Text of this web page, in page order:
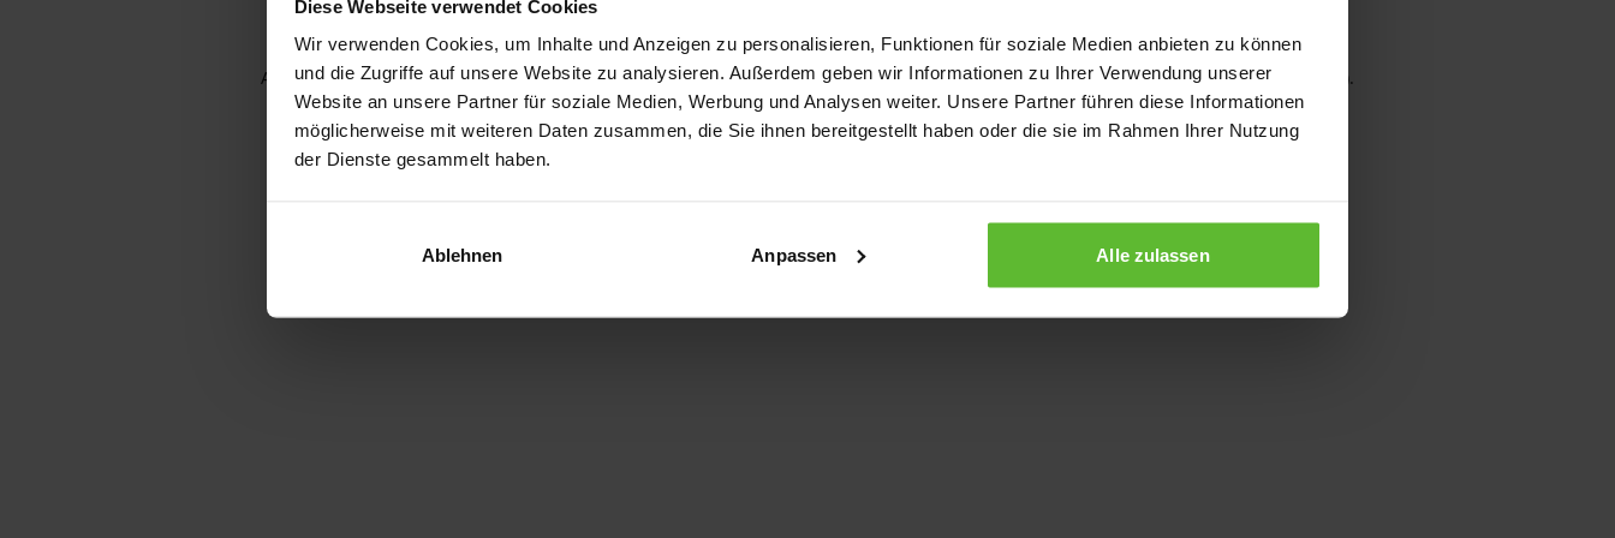
Diese Webseite verwendet Cookies
Wir verwenden Cookies, um Inhalte und Anzeigen zu personalisieren, Funktionen für soziale Medien anbieten zu können
und die Zugriffe auf unsere Website zu analysieren. Außerdem geben wir Informationen zu Ihrer Verwendung unserer
Website an unsere Partner für soziale Medien, Werbung und Analysen weiter. Unsere Partner führen diese Informationen
möglicherweise mit weiteren Daten zusammen, die Sie ihnen bereitgestellt haben oder die sie im Rahmen Ihrer Nutzung
der Dienste gesammelt haben.
Ablehnen Anpassen Alle zulassen
Application error: a client-side exception has occurred while loading www.kurzwego.de (see the browser console for more information).